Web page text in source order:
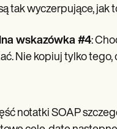
tak wyczerpujące, jak
wskazówka #4:
Nie kopiuj tylko
notatki SOAP